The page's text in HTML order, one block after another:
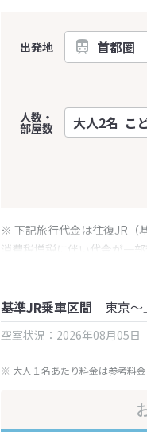
出発地
人数・
部屋数
※ 下記旅行代金は往復JR（
消費税増税に伴い代金が一
※ 表示されている旅行代金
基準JR乗車区間 東京
空室状況：2026年08月05日
※ 大人１名あたり料金は参考料金